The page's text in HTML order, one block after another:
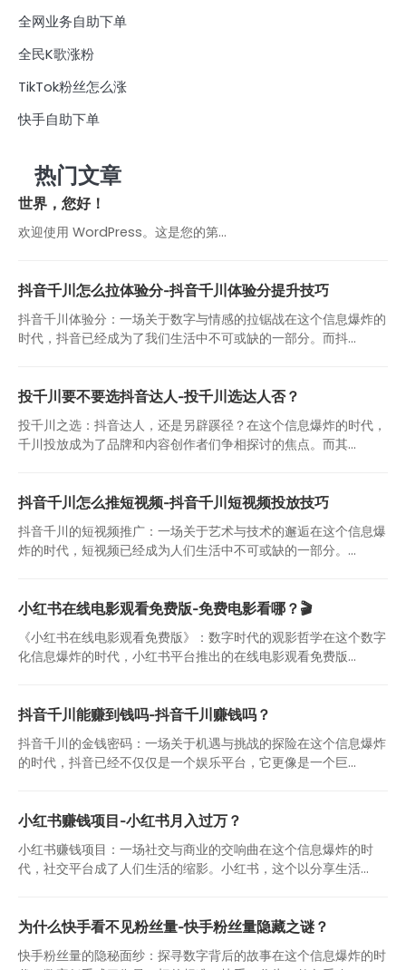
全网业务自助下单
全民K歌涨粉
TikTok粉丝怎么涨
快手自助下单
热门文章
世界，您好！
欢迎使用 WordPress。这是您的第…
抖音千川怎么拉体验分-抖音千川体验分提升技巧
抖音千川体验分：一场关于数字与情感的拉锯战在这个信息爆炸的
时代，抖音已经成为了我们生活中不可或缺的一部分。而抖...
投千川要不要选抖音达人-投千川选达人否？
投千川之选：抖音达人，还是另辟蹊径？在这个信息爆炸的时代，
千川投放成为了品牌和内容创作者们争相探讨的焦点。而其...
抖音千川怎么推短视频-抖音千川短视频投放技巧
抖音千川的短视频推广：一场关于艺术与技术的邂逅在这个信息爆
炸的时代，短视频已经成为人们生活中不可或缺的一部分。...
小红书在线电影观看免费版-免费电影看哪？🎬
《小红书在线电影观看免费版》：数字时代的观影哲学在这个数字
化信息爆炸的时代，小红书平台推出的在线电影观看免费版...
抖音千川能赚到钱吗-抖音千川赚钱吗？
抖音千川的金钱密码：一场关于机遇与挑战的探险在这个信息爆炸
的时代，抖音已经不仅仅是一个娱乐平台，它更像是一个巨...
小红书赚钱项目-小红书月入过万？
小红书赚钱项目：一场社交与商业的交响曲在这个信息爆炸的时
代，社交平台成了人们生活的缩影。小红书，这个以分享生活...
为什么快手看不见粉丝量-快手粉丝量隐藏之谜？
快手粉丝量的隐秘面纱：探寻数字背后的故事在这个信息爆炸的时